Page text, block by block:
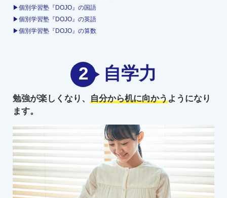
▶個別学習塾『DOJO』の国語
▶個別学習塾『DOJO』の英語
▶個別学習塾『DOJO』の算数
2 自学力
勉強が楽しくなり、 自分から机に向かうようになり
ます。